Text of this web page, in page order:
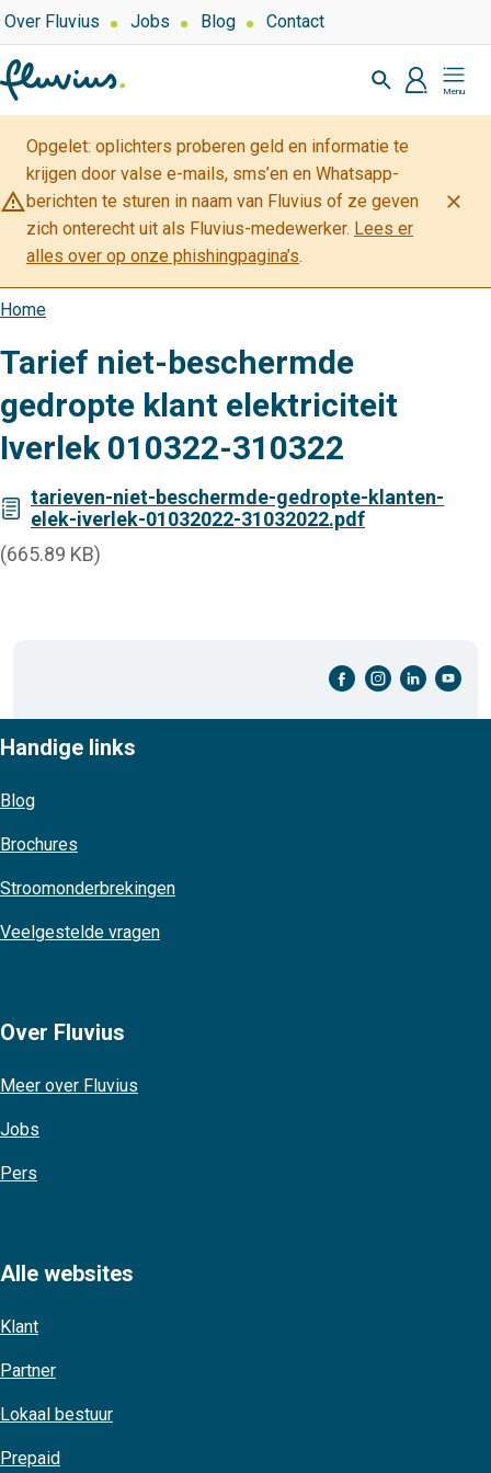
Overslaan
en
naar
de
inhoud
gaan
Top
navigation
Over Fluvius Jobs Blog Contact
Zoeken
profiel
Mijn
Fluvius
warning_amber
Opgelet: oplichters proberen geld en informatie te
krijgen door valse e-mails, sms’en en Whatsapp-
berichten te sturen in naam van Fluvius of ze geven
zich onterecht uit als Fluvius-medewerker. Lees er
alles over op onze phishingpagina’s.
close
Kruimelpad
Home
Tarief niet-beschermde
gedropte klant elektriciteit
Iverlek 010322-310322
tarieven-niet-beschermde-gedropte-klanten-
elek-iverlek-01032022-31032022.pdf
(665.89 KB)
facebook-cirkel instagram-cirkel linkedin-cirkel youtube-cirkel
Handige links
Blog
Brochures
Stroomonderbrekingen
Veelgestelde vragen
Over Fluvius
Meer over Fluvius
Jobs
Pers
Alle websites
Klant
Partner
Lokaal bestuur
Prepaid